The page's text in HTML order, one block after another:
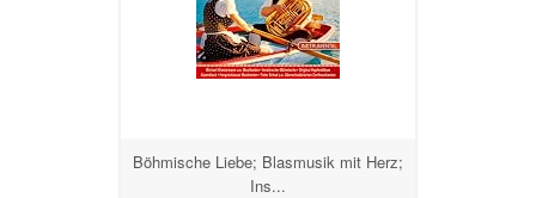
Böhmische Liebe; Blasmusik mit Herz;
Ins...